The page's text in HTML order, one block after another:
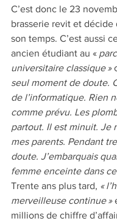
C’est donc le 23
brasserie revit et décide
son temps. C’est aussi
ancien étudiant au «
universitaire classique »
seul moment de doute.
de l’informatique. Rien
comme prévu. Les
partout. Il est minuit. Je
mes parents. Pendant
doute. J’embarquais
femme enceinte dans
Trente ans plus tard, «
merveilleuse continue »
millions de chiffre